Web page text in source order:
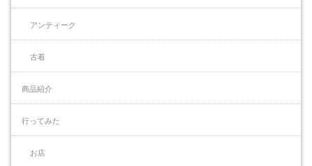
アンティーク
古着
商品紹介
行ってみた
お店